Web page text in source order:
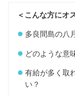
＜こんな方にオ
多良間島の八
どのような意
有給が多く取
い？